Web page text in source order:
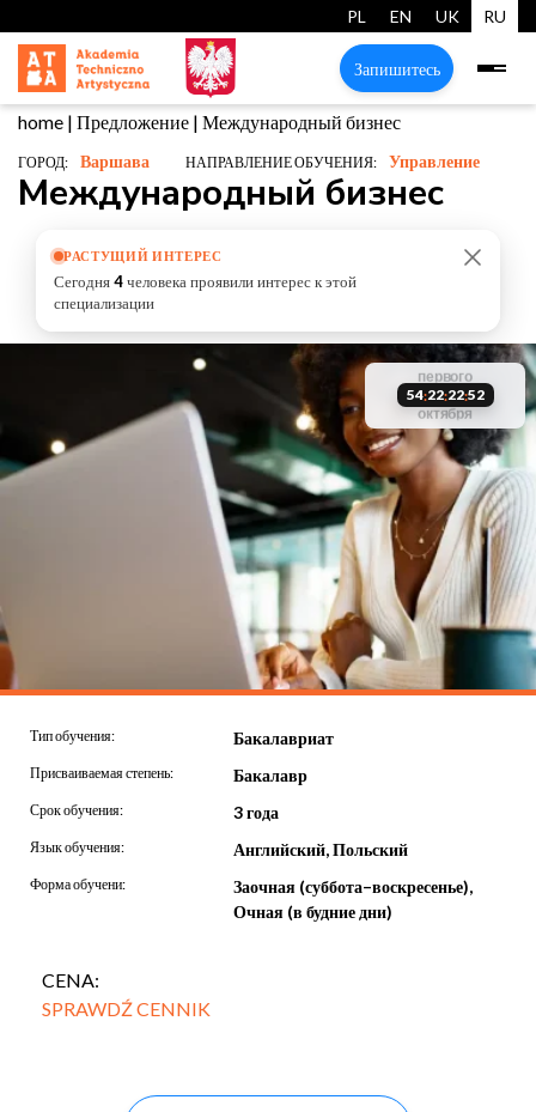
PL EN UK RU
Запишитесь
home | Предложение | Международный бизнес
ГОРОД: Варшава НАПРАВЛЕНИЕ ОБУЧЕНИЯ: Управление
Международный бизнес
РАСТУЩИЙ ИНТЕРЕС
Сегодня4человека проявили интерес к этой
специализации
Тип обучения: Бакалавриат
Присваиваемая степень: Бакалавр
Срок обучения: 3 года
Язык обучения: Английский, Польский
Форма обучени:
Заочная (суббота–воскресенье),
Очная (в будние дни)
CENA:
SPRAWDŹ CENNIK
старт
первого
забронируй
мест
старт
54:22:22:51
обучения
октября
своё место
ограничено
обучения